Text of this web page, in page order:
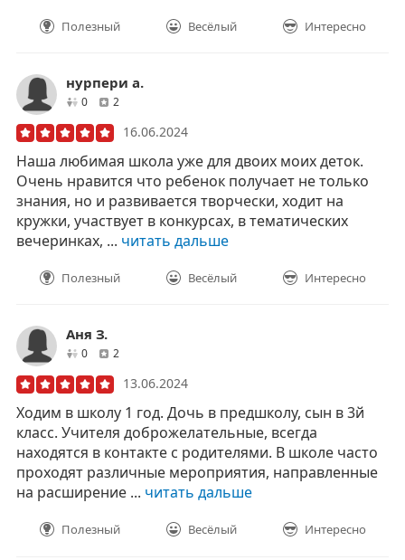
Полезный Весёлый Интересно
нурпери а.
0друзей
2
16.06.2024
Наша любимая школа уже для двоих моих деток.
Очень нравится что ребенок получает не только
знания, но и развивается творчески, ходит на
кружки, участвует в конкурсах, в тематических
вечеринках, ... читать дальше
Полезный Весёлый Интересно
Аня З.
0друзей
2
13.06.2024
Ходим в школу 1 год. Дочь в предшколу, сын в 3й
класс. Учителя доброжелательные, всегда
находятся в контакте с родителями. В школе часто
проходят различные мероприятия, направленные
на расширение ... читать дальше
Полезный Весёлый Интересно